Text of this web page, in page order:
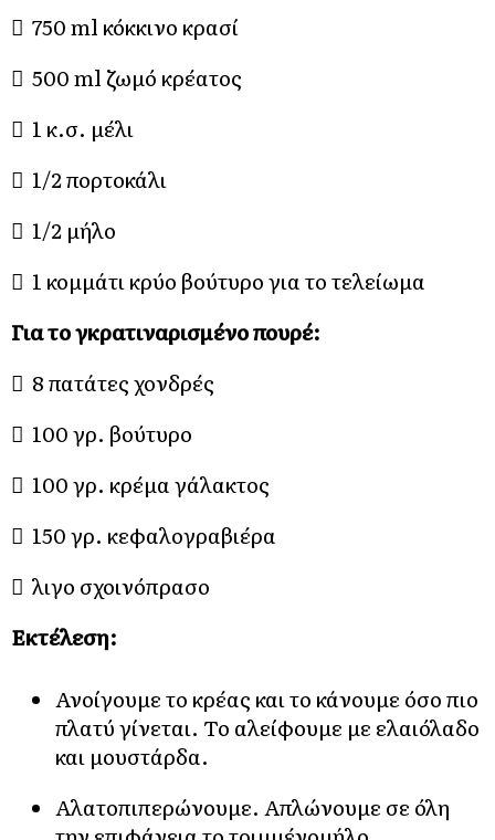
 750 ml κόκκινο κρασί
 500 ml ζωμό κρέατος
 1 κ.σ. μέλι
 1/2 πορτοκάλι
 1/2 μήλο
 1 κομμάτι κρύο βούτυρο για το τελείωμα
Για το γκρατιναρισμένο πουρέ:
 8 πατάτες χονδρές
 100 γρ. βούτυρο
 100 γρ. κρέμα γάλακτος
 150 γρ. κεφαλογραβιέρα
 λιγο σχοινόπρασο
Εκτέλεση:
Ανοίγουμε το κρέας και το κάνουμε όσο πιο
πλατύ γίνεται. Το αλείφουμε με ελαιόλαδο
και μουστάρδα.
Αλατοπιπερώνουμε. Απλώνουμε σε όλη